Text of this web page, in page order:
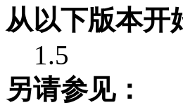
从以下版本开
1.5
另请参见：